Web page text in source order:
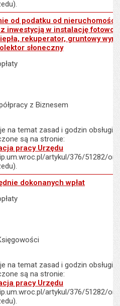
podatku od nieruchomości w
od podatku od nieruchomości
inwestycją w instalację
rekuperator, gruntowy
słoneczny
z Biznesem
na temat zasad i godzin obsługi
są na stronie:
pracy Urzędu
artykul/376/51282/
dokonanych wpłat
dokonanych wpłat
na temat zasad i godzin obsługi
są na stronie:
pracy Urzędu
artykul/376/51282/